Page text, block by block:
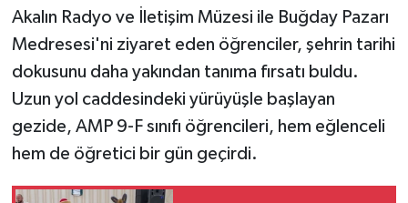
Akalın Radyo ve İletişim Müzesi ile Buğday Pazarı
Medresesi'ni ziyaret eden öğrenciler, şehrin tarihi
dokusunu daha yakından tanıma fırsatı buldu.
Uzun yol caddesindeki yürüyüşle başlayan
gezide, AMP 9-F sınıfı öğrencileri, hem eğlenceli
hem de öğretici bir gün geçirdi.